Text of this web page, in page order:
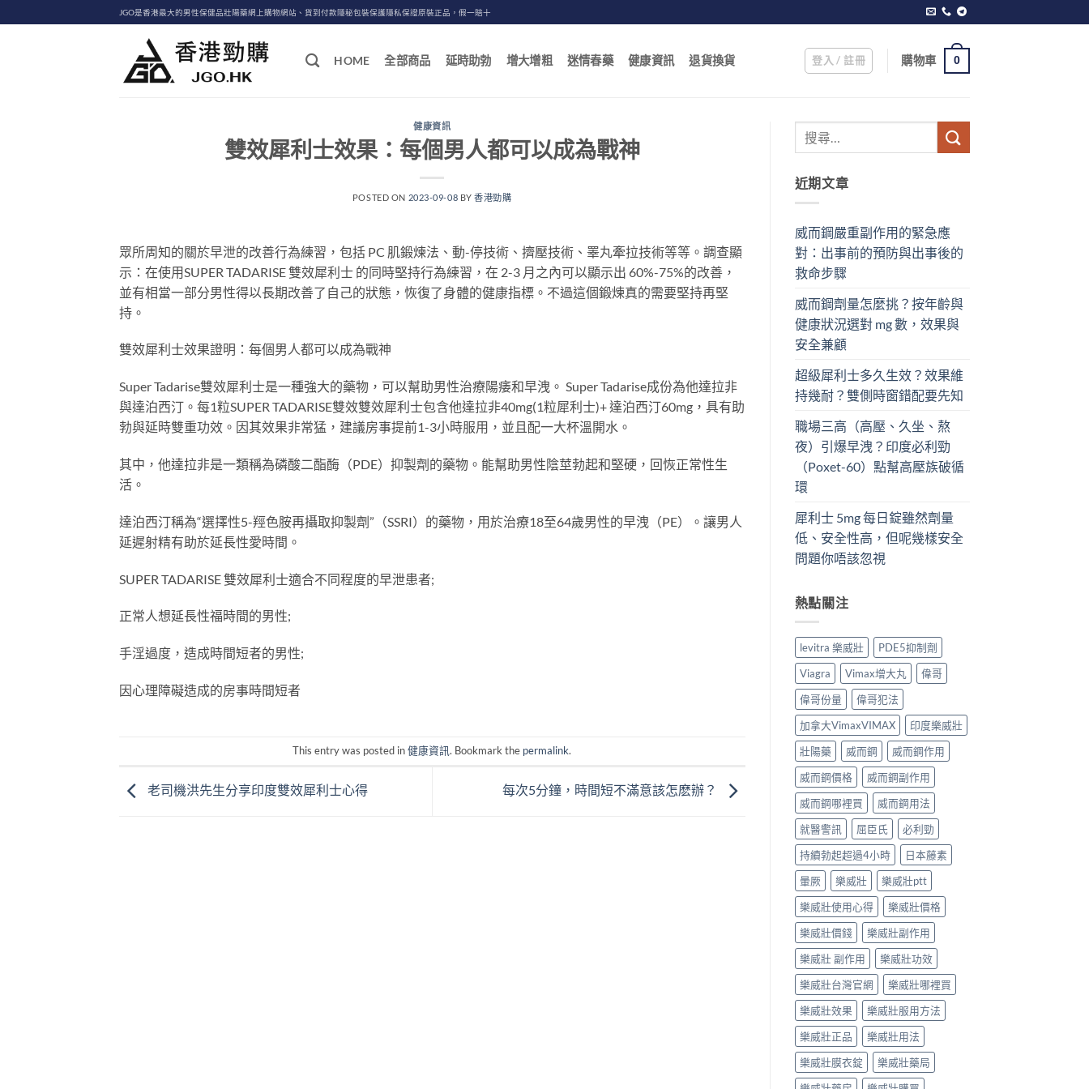
to
JGO是香港最大的男性保健品壯陽藥網上購物網站、貨到付款隱秘包裝保護隱私保證原裝正品，假一賠十
HOME 全部商品 延時助勃 增大增粗 迷情春藥 健康資訊 退貨換貨 登入 / 註冊 購物車 0
健康資訊
雙效犀利士效果：每個男人都可以成為戰神
POSTED ON 2023-09-08 BY香港勁購
眾所周知的關於早泄的改善行為練習，包括 PC 肌鍛煉法、動-停技術、擠壓技術、睪丸牽拉技術等等。調查顯
示：在使用SUPER TADARISE 雙效犀利士 的同時堅持行為練習，在 2-3 月之內可以顯示出 60%-75%的改善，
並有相當一部分男性得以長期改善了自己的狀態，恢復了身體的健康指標。不過這個鍛煉真的需要堅持再堅
持。
雙效犀利士效果證明：每個男人都可以成為戰神
Super Tadarise雙效犀利士是一種強大的藥物，可以幫助男性治療陽痿和早洩。 Super Tadarise成份為他達拉非
與達泊西汀。每1粒SUPER TADARISE雙效雙效犀利士包含他達拉非40mg(1粒犀利士)+ 達泊西汀60mg，具有助
勃與延時雙重功效。因其效果非常猛，建議房事提前1-3小時服用，並且配一大杯溫開水。
其中，他達拉非是一類稱為磷酸二酯酶（PDE）抑製劑的藥物。能幫助男性陰莖勃起和堅硬，回恢正常性生
活。
達泊西汀稱為“選擇性5-羥色胺再攝取抑製劑”（SSRI）的藥物，用於治療18至64歲男性的早洩（PE）。讓男人
延遲射精有助於延長性愛時間。
SUPER TADARISE 雙效犀利士適合不同程度的早泄患者;
正常人想延長性福時間的男性;
手淫過度，造成時間短者的男性;
因心理障礙造成的房事時間短者
This entry was posted in健康資訊. Bookmark the permalink.
老司機洪先生分享印度雙效犀利士心得 每次5分鐘，時間短不滿意該怎麽辦？
近期文章
威而鋼嚴重副作用的緊急應
對：出事前的預防與出事後的
救命步驟
威而鋼劑量怎麼挑？按年齡與
健康狀況選對 mg 數，效果與
安全兼顧
超級犀利士多久生效？效果維
持幾耐？雙側時窗錯配要先知
職場三高（高壓、久坐、熬
夜）引爆早洩？印度必利勁
（Poxet-60）點幫高壓族破循
環
犀利士 5mg 每日錠雖然劑量
低、安全性高，但呢幾樣安全
問題你唔該忽視
熱點關注
levitra 樂威壯
PDE5抑制劑
Viagra
Vimax增大丸
偉哥
偉哥份量
偉哥犯法
加拿大VimaxVIMAX
印度樂威壯
壯陽藥
威而鋼
威而鋼作用
威而鋼價格
威而鋼副作用
威而鋼哪裡買
威而鋼用法
就醫警訊
屈臣氏
必利勁
持續勃起超過4小時
日本藤素
暈厥
樂威壯
樂威壯ptt
樂威壯使用心得
樂威壯價格
樂威壯價錢
樂威壯副作用
樂威壯 副作用
樂威壯功效
樂威壯台灣官網
樂威壯哪裡買
樂威壯效果
樂威壯服用方法
樂威壯正品
樂威壯用法
樂威壯膜衣錠
樂威壯藥局